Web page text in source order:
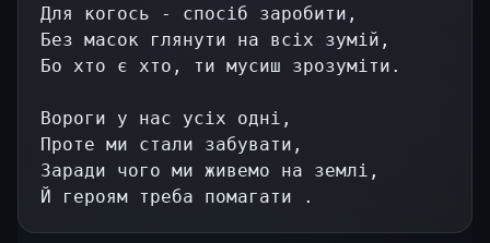
Для когось - спосіб заробити,
Без масок глянути на всіх зумій,
Бо хто є хто, ти мусиш зрозуміти.
Вороги у нас усіх одні,
Проте ми стали забувати,
Заради чого ми живемо на землі,
Й героям треба помагати .